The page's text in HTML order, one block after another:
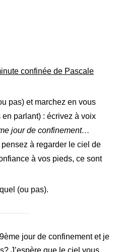
confinée de Pascale
pas) et marchez en vous
parlant) : écrivez à voix
jour de confinement…
à regarder le ciel de
à vos pieds, ce sont
(ou pas).
jour de confinement et je
J’espère que le ciel vous